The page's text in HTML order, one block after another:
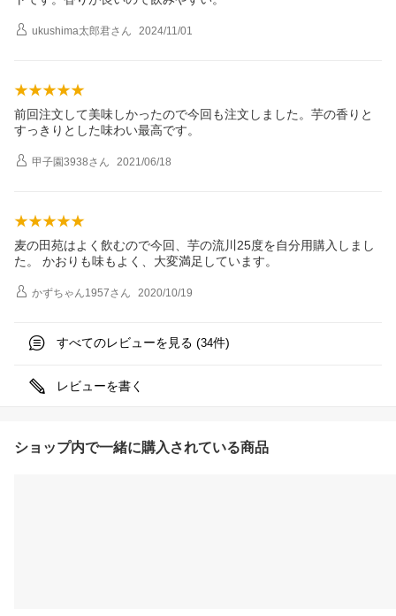
ukushima太郎君さん 2024/11/01
前回注文して美味しかったので今回も注文しました。芋の香りと
すっきりとした味わい最高です。
甲子園3938さん 2021/06/18
麦の田苑はよく飲むので今回、芋の流川25度を自分用購入しまし
た。 かおりも味もよく、大変満足しています。
かずちゃん1957さん 2020/10/19
すべてのレビューを見る (34件)
レビューを書く
ショップ内で一緒に購入されている商品